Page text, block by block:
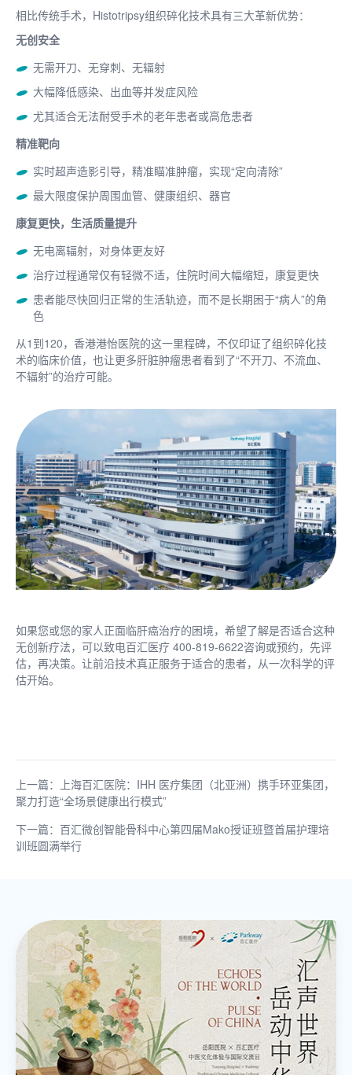
相比传统手术，Histotripsy组织碎化技术具有三大革新优势：
无创安全
无需开刀、无穿刺、无辐射
大幅降低感染、出血等并发症风险
尤其适合无法耐受手术的老年患者或高危患者
精准靶向
实时超声造影引导，精准瞄准肿瘤，实现“定向清除”
最大限度保护周围血管、健康组织、器官
康复更快，生活质量提升
无电离辐射，对身体更友好
治疗过程通常仅有轻微不适，住院时间大幅缩短，康复更快
患者能尽快回归正常的生活轨迹，而不是长期困于“病人”的角
色
从1到120，香港港怡医院的这一里程碑，不仅印证了组织碎化技
术的临床价值，也让更多肝脏肿瘤患者看到了“不开刀、不流血、
不辐射”的治疗可能。
如果您或您的家人正面临肝癌治疗的困境，希望了解是否适合这种
无创新疗法，可以致电百汇医疗 400-819-6622咨询或预约，先评
估，再决策。让前沿技术真正服务于适合的患者，从一次科学的评
估开始。
上一篇：上海百汇医院：IHH 医疗集团（北亚洲）携手环亚集团，
聚力打造“全场景健康出行模式”
下一篇：百汇微创智能骨科中心第四届Mako授证班暨首届护理培
训班圆满举行